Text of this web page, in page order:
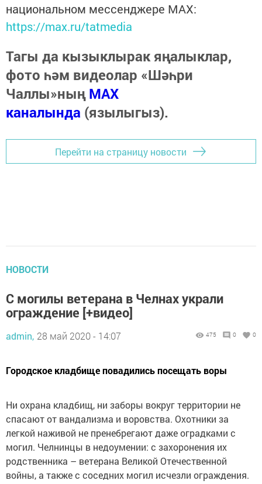
национальном мессенджере MАХ:
https://max.ru/tatmedia
Тагы да кызыклырак яңалыклар,
фото һәм видеолар «Шәһри
Чаллы»ныңMAX
каналында (язылыгыз).
Перейти на страницу новости
НОВОСТИ
С могилы ветерана в Челнах украли
ограждение [+видео]
admin, 28 май 2020 - 14:07 475 0 0
Городское кладбище повадились посещать воры
Ни охрана кладбищ, ни заборы вокруг территории не
спасают от вандализма и воровства. Охотники за
легкой наживой не пренебрегают даже оградками с
могил. Челнинцы в недоумении: с захоронения их
родственника – ветерана Великой Отечественной
войны, а также с соседних могил исчезли ограждения.